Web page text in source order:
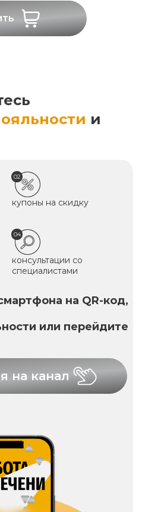
и
02
купоны на скидку
04
консультации со
специалистами
на QR-код,
или перейдите
на канал